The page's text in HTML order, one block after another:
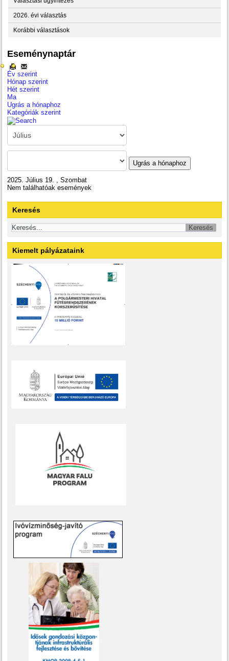
2026. évi választás
Korábbi választások
Eseménynaptár
Év szerint
Hónap szerint
Hét szerint
Ma
Ugrás a hónaphoz
Kategóriák szerint
Ugrás a hónaphoz
2025. Július 19. , Szombat
Nem találhatóak események
Keresés
Kiemelt pályázataink